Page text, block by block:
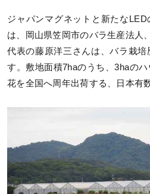
ジャパンマグネットと新たな
は、岡山県笠岡市のバラ生産法人
代表の藤原洋三さんは、バラ栽
す。敷地面積7haのうち、3haの
花を全国へ周年出荷する、日本有